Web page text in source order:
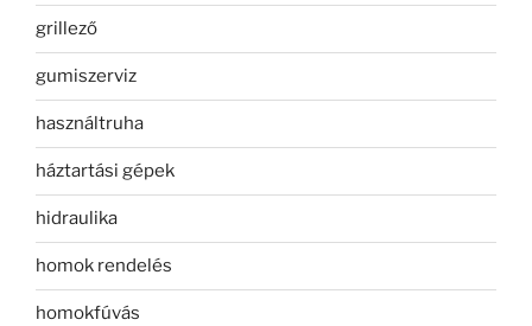
grillező
gumiszerviz
használtruha
háztartási gépek
hidraulika
homok rendelés
homokfúvás